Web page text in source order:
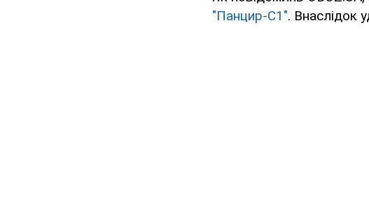
"Панцир-С1". Внаслідок